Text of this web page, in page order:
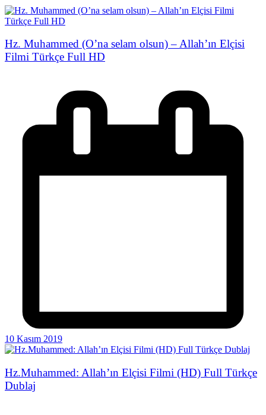
Hz. Muhammed (O’na selam olsun) – Allah’ın Elçisi
Filmi Türkçe Full HD
10 Kasım 2019
Hz.Muhammed: Allah’ın Elçisi Filmi (HD) Full Türkçe
Dublaj